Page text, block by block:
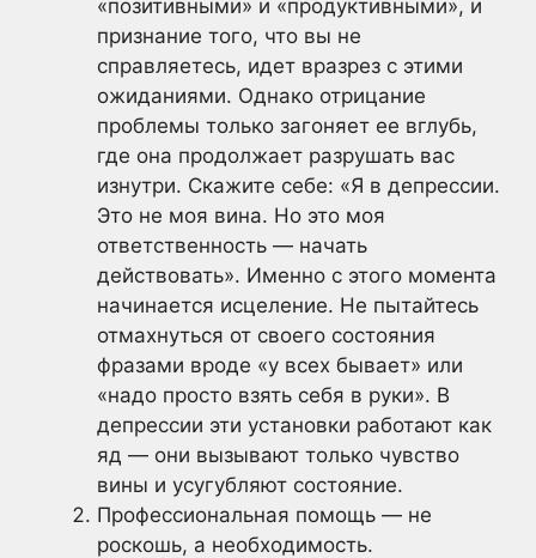
«позитивными» и «продуктивными», и
признание того, что вы не
справляетесь, идет вразрез с этими
ожиданиями. Однако отрицание
проблемы только загоняет ее вглубь,
где она продолжает разрушать вас
изнутри. Скажите себе: «Я в депрессии.
Это не моя вина. Но это моя
ответственность — начать
действовать». Именно с этого момента
начинается исцеление. Не пытайтесь
отмахнуться от своего состояния
фразами вроде «у всех бывает» или
«надо просто взять себя в руки». В
депрессии эти установки работают как
яд — они вызывают только чувство
вины и усугубляют состояние.
Профессиональная помощь — не
роскошь, а необходимость.